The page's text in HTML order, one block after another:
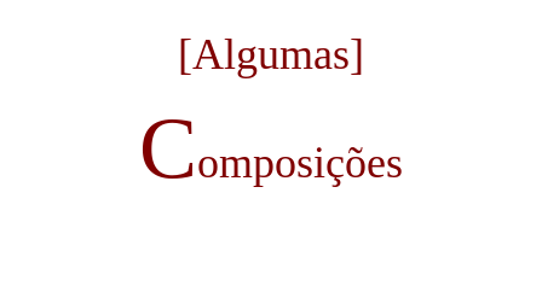
[Algumas]
Composições